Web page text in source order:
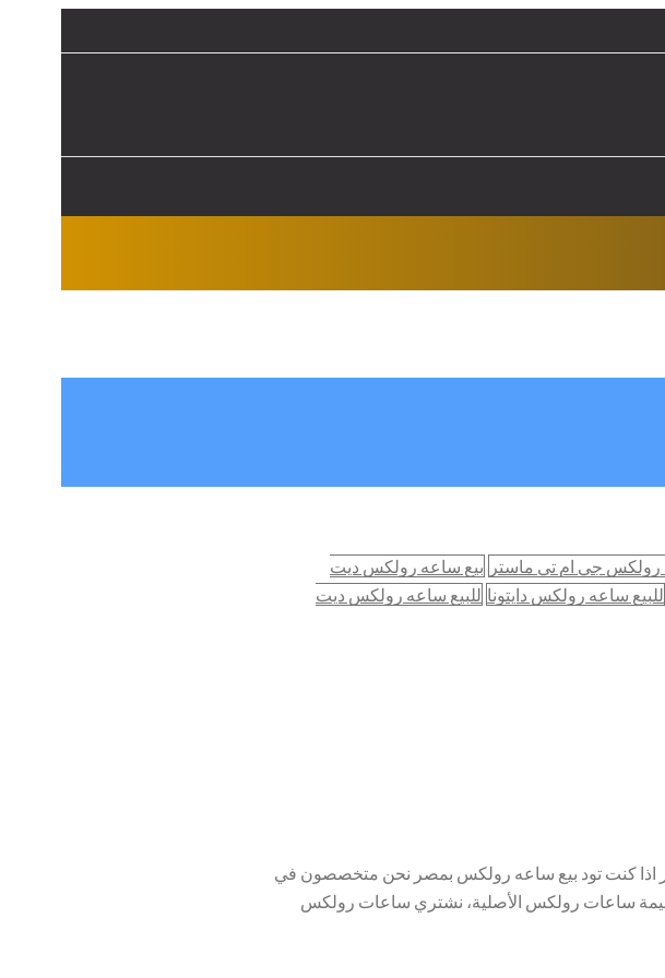
رولكس جي ام تي ماستر بيع ساعه رولكس ديت
للبيع ساعه رولكس دايتونا للبيع ساعه رولكس ديت
اذا كنت تود بيع ساعه رولكس بمصر نحن متخصصون في
ساعات رولكس الأصلية، نشتري ساعات رولكس